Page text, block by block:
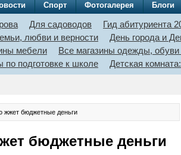
Спорт Фотогалерея Блоги
Для садоводов Гид абитуриента
любви и верности
День города и
мебели
Все магазины одежды, обуви
по подготовке к школе Детская
жжет бюджетные деньги
бюджетные деньги